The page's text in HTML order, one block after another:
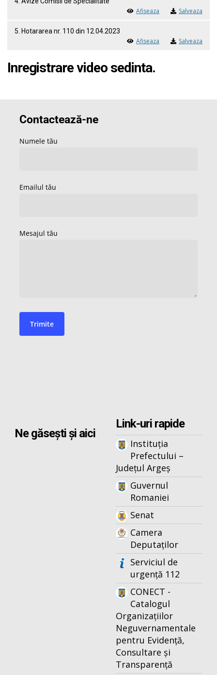
Afiseaza Salveaza
5. Hotararea nr. 110 din 12.04.2023
Afiseaza Salveaza
Inregistrare video sedinta.
Ne găsești și aici
Link-uri rapide
Instituția
Prefectului –
Județul Argeș
Guvernul
Romaniei
Senat
Camera
Deputaților
Serviciul de
urgență 112
CONECT -
Catalogul
Organizațiilor
Neguvernamentale
pentru Evidență,
Consultare și
Transparență